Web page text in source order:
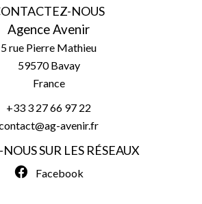
NOUS
Agence Avenir
5 rue Pierre Mathieu
59570Bavay
France
+33 3 27 66 97 22
avenir.fr
SUR LES RÉSEAUX
Facebook